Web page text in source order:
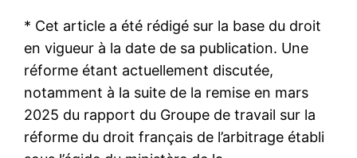
* Cet article a été rédigé sur la base du droit
en vigueur à la date de sa publication. Une
réforme étant actuellement discutée,
notamment à la suite de la remise en mars
2025 du rapport du Groupe de travail sur la
réforme du droit français de l’arbitrage établi